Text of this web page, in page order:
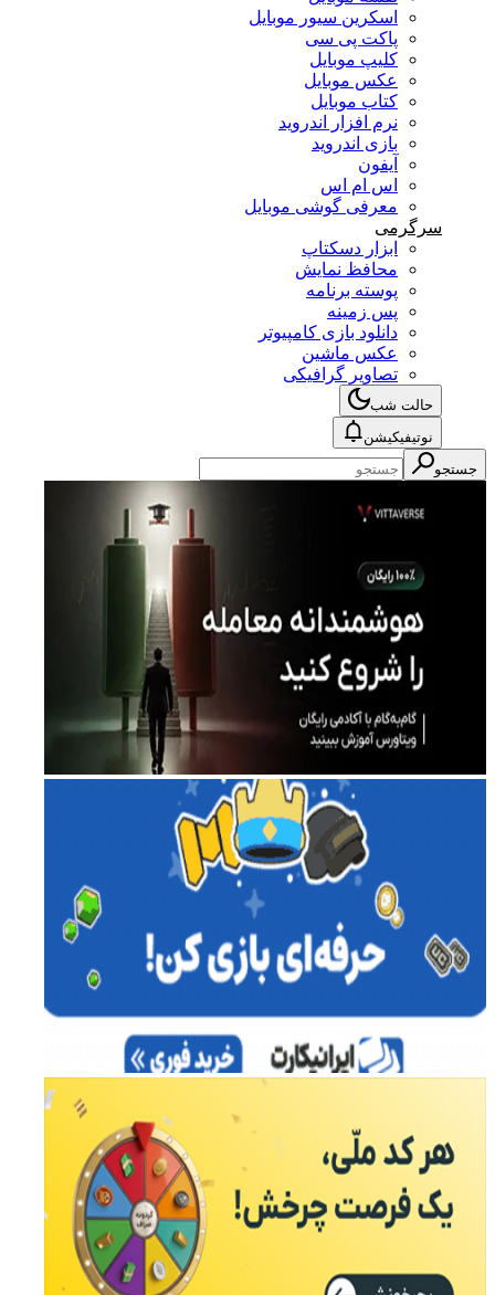
اسکرین سیور موبایل
پاکت پی سی
کلیپ موبایل
عکس موبایل
کتاب موبایل
نرم افزار اندروید
بازی اندروید
آیفون
اس ام اس
معرفی گوشی موبایل
سرگرمی
ابزار دسکتاپ
محافظ نمایش
پوسته برنامه
پس زمینه
دانلود بازی کامپیوتر
عکس ماشین
تصاویر گرافیکی
حالت شب
نوتیفیکیشن
جستجو